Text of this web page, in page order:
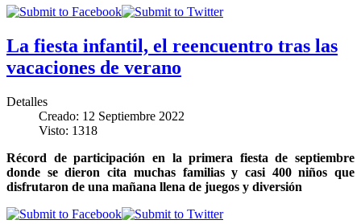
La fiesta infantil, el reencuentro tras las
vacaciones de verano
Detalles
Creado: 12 Septiembre 2022
Visto: 1318
Récord de participación en la primera fiesta de septiembre
donde se dieron cita muchas familias y casi 400 niños que
disfrutaron de una mañana llena de juegos y diversión